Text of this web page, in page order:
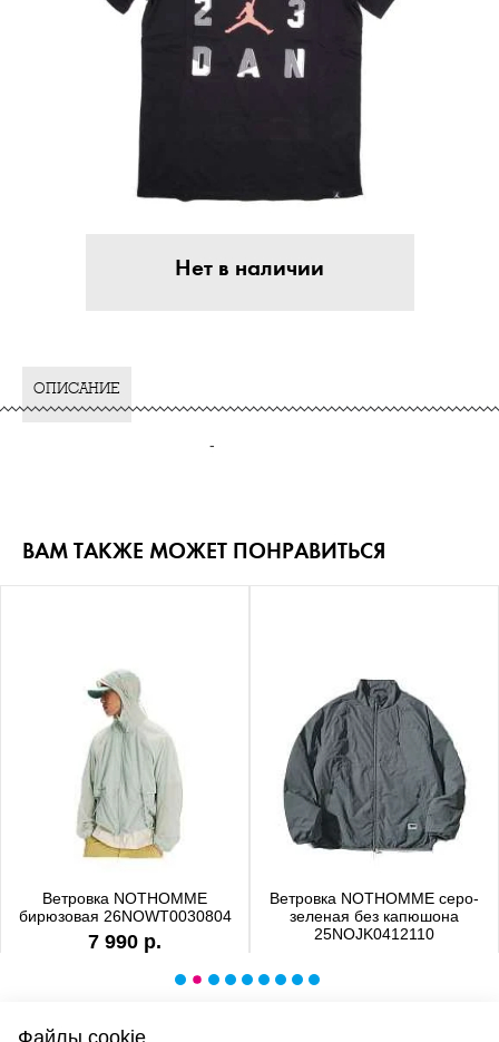
Нет в наличии
ОПИСАНИЕ
-
ВАМ ТАКЖЕ МОЖЕТ ПОНРАВИТЬСЯ
Ветровка NOTHOMME
бирюзовая 26NOWT0030804
7 990 р.
Ветровка NOTHOMME серо-
зеленая без капюшона
25NOJK0412110
Файлы cookie